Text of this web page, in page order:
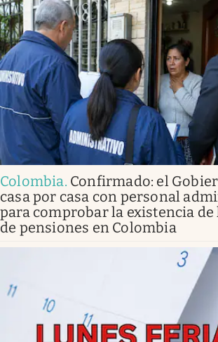
Colombia. Confirmado: el
casa por casa con personal
para comprobar la existencia
de pensiones en Colombia